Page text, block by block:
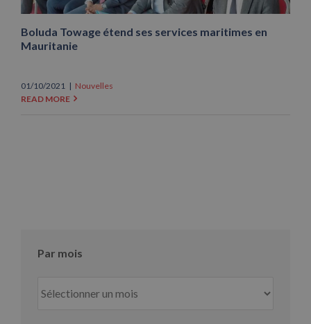
Boluda Towage étend ses services maritimes en
Mauritanie
01/10/2021 | Nouvelles
READ MORE
Par mois
mois